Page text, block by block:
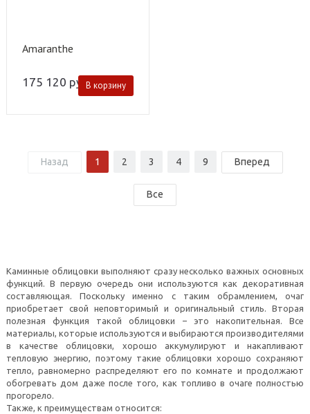
Amaranthe
175 120 руб.В корзину
Назад 1 2 3 4 9 Вперед
Все
Каминные облицовки выполняют сразу несколько важных основных
функций. В первую очередь они используются как декоративная
составляющая. Поскольку именно с таким обрамлением, очаг
приобретает свой неповторимый и оригинальный стиль. Вторая
полезная функция такой облицовки – это накопительная. Все
материалы, которые используются и выбираются производителями
в качестве облицовки, хорошо аккумулируют и накапливают
тепловую энергию, поэтому такие облицовки хорошо сохраняют
тепло, равномерно распределяют его по комнате и продолжают
обогревать дом даже после того, как топливо в очаге полностью
прогорело.
Также, к преимуществам относится: